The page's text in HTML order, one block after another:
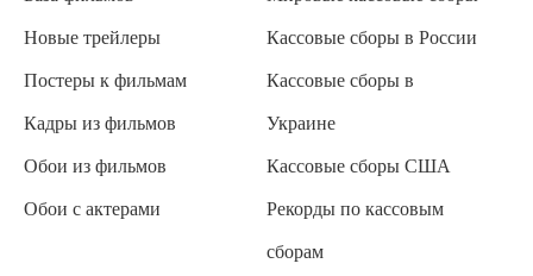
Новые трейлеры
Постеры к фильмам
Кадры из фильмов
Обои из фильмов
Обои с актерами
Кассовые сборы в России
Кассовые сборы в
Украине
Кассовые сборы США
Рекорды по кассовым
сборам